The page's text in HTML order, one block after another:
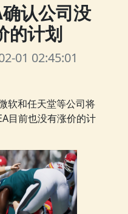
认公司没
的计划
01 02:45:01
软和任天堂等公司将
目前也没有涨价的计